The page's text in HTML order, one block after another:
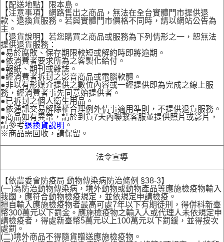
【配送地點】限本島。
【注意事項】網路售出之商品，無法在全台實體門市提供退
款、退換貨服務。若與實體門市價格不同時，請以網站公告為
主。
【退貨說明】若您購買之商品或服務為下列情形之一，恕無法
提供退貨服務：
●易於腐敗、保存期限較短或解約時即將逾期。
●依消費者要求所為之客製化給付。
●報紙、期刊或雜誌。
●經消費者拆封之影音商品或電腦軟體。
●非以有形媒介提供之數位內容或一經提供即為完成之線上服
務，經消費者事先同意始提供者。
●已拆封之個人衛生用品。
●依通訊交易解除權合理例外情事適用準則，不提供退貨服務。
●商品如有異常，請於到貨7天內聯繫客服並提供照片或影片，
請參考退換貨說明 。
※商品需回收，請保留。
法令宣導
【依農委會防疫局 動物傳染病防治條例 §38-3】
(一)為防治動物傳染病，境外動物或動物產品等應施檢疫物輸入
我國，應符合動物檢疫規定，並依規定申請檢疫。
擅自輸入應施檢疫物者最高可處7年以下有期徒刑，得併科新臺
幣300萬元以下罰金。應施檢疫物之輸入人或代理人未依規定申
請檢疫者，得處新臺幣5萬元以上100萬元以下罰鍰，並得按次
處罰。
(二)境外商品不得隨貨贈送應施檢疫物。